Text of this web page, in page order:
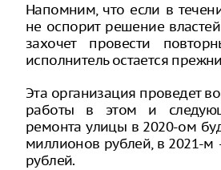
Напомним, что если в
не оспорит решение
захочет провести
исполнитель остается
Эта организация проведет
работы в этом и
ремонта улицы в 2020-ом
миллионов рублей, в 2021-м
рублей.